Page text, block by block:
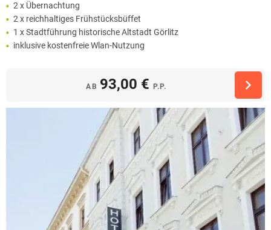
2 x Übernachtung
2 x reichhaltiges Frühstücksbüffet
1 x Stadtführung historische Altstadt Görlitz
inklusive kostenfreie Wlan-Nutzung
AB 93,00 € P.P.